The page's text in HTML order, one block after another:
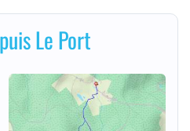
Le Port